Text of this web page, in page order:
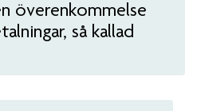
överenkommelse
så kallad